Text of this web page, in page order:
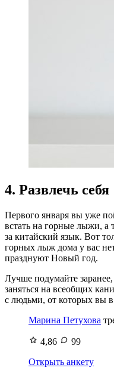
4. Развлечь себя
Первого января вы уже
встать на горные лыжи, а
за китайский язык. Вот
горных лыж дома у вас
празднуют Новый год.
Лучше подумайте
заняться на всеобщих
с людьми, от которых вы в
Марина Петухова
4,86
99
Открыть анкету